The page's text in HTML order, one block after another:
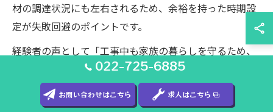
材の調達状況にも左右されるため、余裕を持った時期設
定が失敗回避のポイントです。
経験者の声として「工事中も家族の暮らしを守るため、
計画的に時期を決めて良かった」という意見も多く、リ
フォーム繋がりを意識した時期選びが満足度を左右する
要素となります。
022-725-6885
お問い合わせはこちら 求人はこちら